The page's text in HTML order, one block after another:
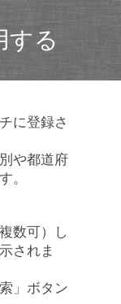
する
に登録さ
や都道府
。
数可）し
されま
」ボタン